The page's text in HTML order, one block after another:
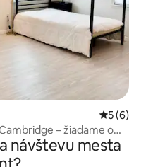
5 (6)
– žiadame o
návštevu mesta